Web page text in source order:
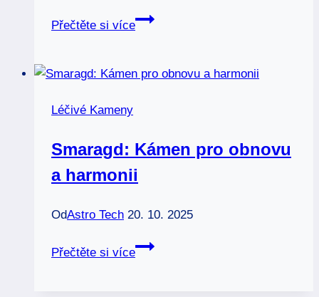
Přečtěte si více
Beran:
posilují
Léčivé Kameny
Smaragd: Kámen pro obnovu
a harmonii
OdAstro Tech 20. 10. 2025
Přečtěte si více
Smaragd: